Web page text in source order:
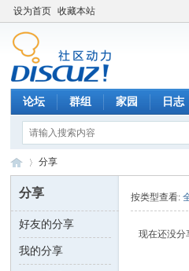
设为首页 收藏本站
论坛 群组 家园 日志
数 ›
分享
分享
好友的分享
我的分享
按类型查看:
现在还没分